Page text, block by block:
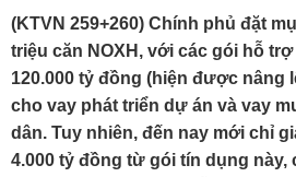
(KTVN 259+260) Chính phủ đặt
triệu căn NOXH, với các gói hỗ
120.000 tỷ đồng (hiện được nâng
cho vay phát triển dự án và vay
dân. Tuy nhiên, đến nay mới chỉ
4.000 tỷ đồng từ gói tín dụng này,